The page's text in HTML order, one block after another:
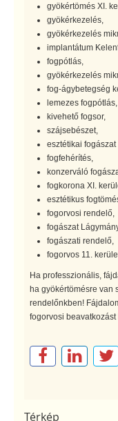
gyökértömés XI.
gyökérkezelés,
gyökérkezelés
implantátum
fogpótlás,
gyökérkezelés
fog-ágybetegség
lemezes fogpótlás,
kivehető fogsor,
szájsebészet,
esztétikai fogászat
fogfehérítés,
konzerváló
fogkorona XI.
esztétikus
fogorvosi rendelő,
fogászat
fogászati rendelő,
fogorvos 11.
Ha professzionális,
ha gyökértömésre van
rendelőnkben!
fogorvosi
Térkép